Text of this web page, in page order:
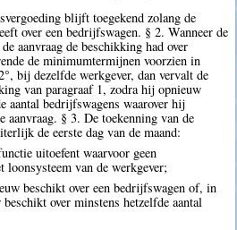
blijft toegekend zolang de
over een bedrijfswagen. § 2. Wanneer de
aanvraag de beschikking had over
de minimumtermijnen voorzien in
bij dezelfde werkgever, dan vervalt de
van paragraaf 1, zodra hij opnieuw
aantal bedrijfswagens waarover hij
aanvraag. § 3. De toekenning van de
de eerste dag van de maand:
uitoefent waarvoor geen
van de werkgever;
beschikt over een bedrijfswagen of, in
over minstens hetzelfde aantal